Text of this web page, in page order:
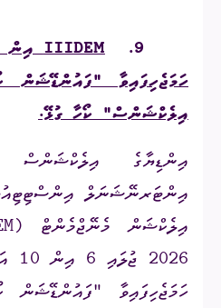
9.
IIIDEMއިން
ހަމަޖެހިފައިވާ
އިލެކްޝަންސް" ކޯހާ ގުޅޭ.
އިންޑިޔާގެ އިލެކްޝަންސް
އިންޓަރނޭޝަނަލް
އިލެކްޝަން މެނޭޖްމެންޓް
ހަމަޖެހިފައިވާ